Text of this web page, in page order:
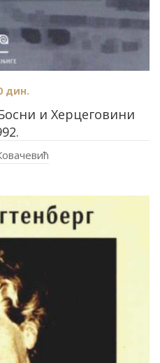
и Херцеговини
дин.